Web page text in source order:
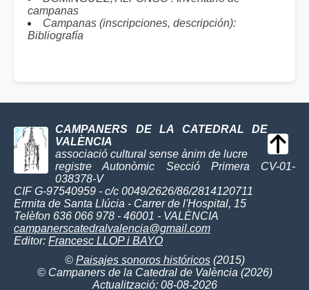
campanas
Campanas (inscripciones, descripción):
Bibliografía
CAMPANERS DE LA CATEDRAL DE
VALÈNCIA
associació cultural sense ànim de lucre
registre Autonòmic Secció Primera CV-01-
038378-V
CIF G-97540959 - c/c 0049/2626/86/2814120711
Ermita de Santa Llúcia - Carrer de l'Hospital, 15
Telèfon 636 066 978 - 46001 - VALÈNCIA
campanerscatedralvalencia@gmail.com
Editor: Francesc LLOP i BAYO
© Paisajes sonoros históricos(2015)
© Campaners de la Catedral de València (2026)
Actualització: 08-08-2026